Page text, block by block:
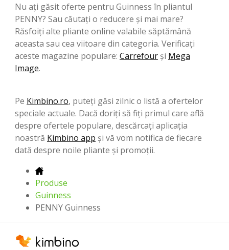
Nu ați găsit oferte pentru Guinness în pliantul
PENNY? Sau căutați o reducere și mai mare?
Răsfoiți alte pliante online valabile săptămână
aceasta sau cea viitoare din categoria. Verificați
aceste magazine populare: Carrefour şi Mega
Image.
Pe Kimbino.ro, puteți găsi zilnic o listă a ofertelor
speciale actuale. Dacă doriți să fiți primul care află
despre ofertele populare, descărcați aplicația
noastră Kimbino app și vă vom notifica de fiecare
dată despre noile pliante și promoții.
Produse
Guinness
PENNY Guinness